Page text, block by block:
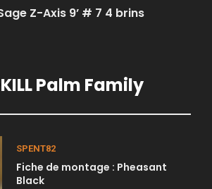
Z-Axis 9’ # 7 4 brins
Palm Family
SPENT82
Fiche de montage : Pheasant
Black